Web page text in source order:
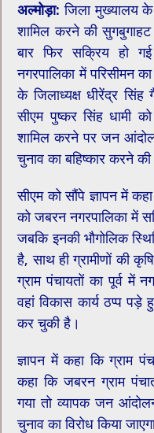
अल्मोड़ा: जिला मुख्यालय
शामिल करने की
बार फिर सक्रिय हो
नगरपालिका में परिसीमन
के जिलाध्यक्ष धीरेंद्र
सीएम पुष्कर सिंह धामी
शामिल करने पर जन
चुनाव का बहिष्कार करने की
सीएम को सौंपे ज्ञापन में
को जबरन नगरपालिका में
जबकि इनकी भौगोलिक
है, साथ ही ग्रामीणों की
ग्राम पंचायतों का पूर्व में
वहां विकास कार्य ठप्प पड़े
कर चुकी है।
ज्ञापन में कहा कि ग्राम
कहा कि जबरन ग्राम
गया तो व्यापक जन
चुनाव का विरोध किया